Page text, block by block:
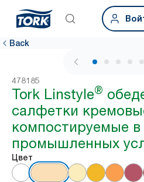
Back
1 / 5
478185
Tork Linstyle®
салфетки
компостируемые в
промышленных
Цвет